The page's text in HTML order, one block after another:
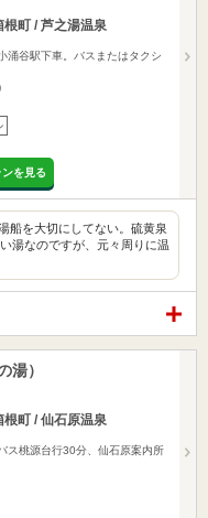
町 / 芦之湯温泉
涌谷駅下車。バスまたはタクシ
を見る
船を大切にしてない。硫黄泉
湯なのですが、元々周りに温
湯）
町 / 仙石原温泉
ス桃源台行30分、仙石原案内所